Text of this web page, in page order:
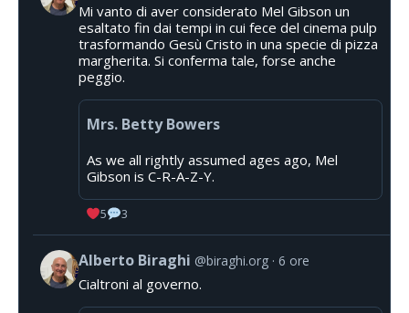
Mi vanto di aver considerato Mel Gibson un
esaltato fin dai tempi in cui fece del cinema pulp
trasformando Gesù Cristo in una specie di pizza
margherita. Si conferma tale, forse anche
peggio.
Mrs. Betty Bowers
As we all rightly assumed ages ago, Mel
Gibson is C-R-A-Z-Y.
5 3
Alberto Biraghi @biraghi.org 6 ore
Cialtroni al governo.